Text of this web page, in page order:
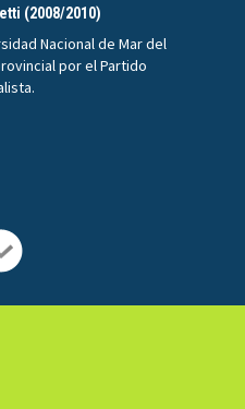
(2008/2010)
Nacional de Mar del
por el Partido